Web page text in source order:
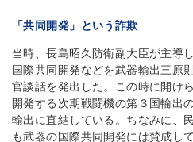
「共同開発」という詐欺
当時、長島昭久防衛副大臣が主導
国際共同開発などを武器輸出三原
官談話を発出した。この時に開け
開発する次期戦闘機の第３国輸出
輸出に直結している。ちなみに、
も武器の国際共同開発には賛成し